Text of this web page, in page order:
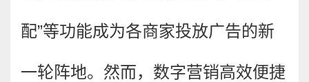
配”等功能成为各商家投放广告的新
一轮阵地。然而，数字营销高效便捷